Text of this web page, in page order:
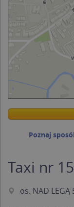
Wstaw tę mapkę
Poznaj
Taxi nr
os. NAD